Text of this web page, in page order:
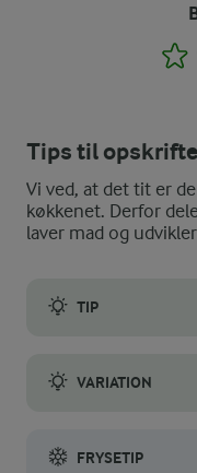
Tips til
Vi ved, at det tit er
køkkenet. Derfor
laver mad og
TIP
VARIATION
FRYSETIP